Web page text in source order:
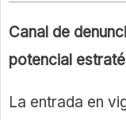
Canal de
potencial
La entrada en